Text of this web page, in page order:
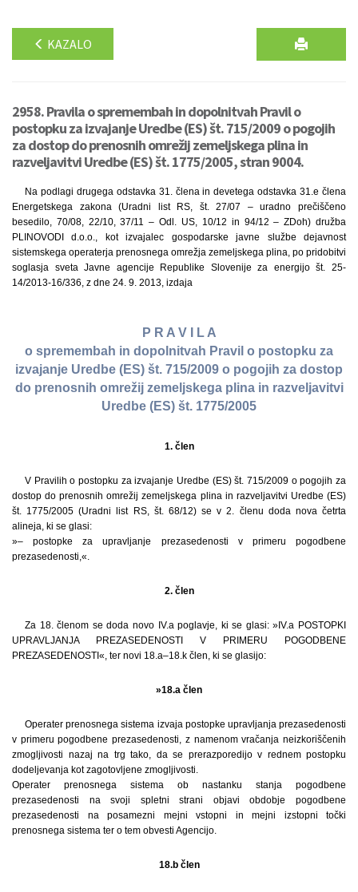
KAZALO
2958. Pravila o spremembah in dopolnitvah Pravil o
postopku za izvajanje Uredbe (ES) št. 715/2009 o pogojih
za dostop do prenosnih omrežij zemeljskega plina in
razveljavitvi Uredbe (ES) št. 1775/2005, stran 9004.
Na podlagi drugega odstavka 31. člena in devetega odstavka 31.e člena
Energetskega zakona (Uradni list RS, št. 27/07 – uradno prečiščeno
besedilo, 70/08, 22/10, 37/11 – Odl. US, 10/12 in 94/12 – ZDoh) družba
PLINOVODI d.o.o., kot izvajalec gospodarske javne službe dejavnost
sistemskega operaterja prenosnega omrežja zemeljskega plina, po pridobitvi
soglasja sveta Javne agencije Republike Slovenije za energijo št. 25-
14/2013-16/336, z dne 24. 9. 2013, izdaja
P R A V I L A
o spremembah in dopolnitvah Pravil o postopku za
izvajanje Uredbe (ES) št. 715/2009 o pogojih za dostop
do prenosnih omrežij zemeljskega plina in razveljavitvi
Uredbe (ES) št. 1775/2005
1. člen
V Pravilih o postopku za izvajanje Uredbe (ES) št. 715/2009 o pogojih za
dostop do prenosnih omrežij zemeljskega plina in razveljavitvi Uredbe (ES)
št. 1775/2005 (Uradni list RS, št. 68/12) se v 2. členu doda nova četrta
alineja, ki se glasi:
»– postopke za upravljanje prezasedenosti v primeru pogodbene
prezasedenosti,«.
2. člen
Za 18. členom se doda novo IV.a poglavje, ki se glasi: »IV.a POSTOPKI
UPRAVLJANJA PREZASEDENOSTI V PRIMERU POGODBENE
PREZASEDENOSTI«, ter novi 18.a–18.k člen, ki se glasijo:
»18.a člen
Operater prenosnega sistema izvaja postopke upravljanja prezasedenosti
v primeru pogodbene prezasedenosti, z namenom vračanja neizkoriščenih
zmogljivosti nazaj na trg tako, da se prerazporedijo v rednem postopku
dodeljevanja kot zagotovljene zmogljivosti.
Operater prenosnega sistema ob nastanku stanja pogodbene
prezasedenosti na svoji spletni strani objavi obdobje pogodbene
prezasedenosti na posamezni mejni vstopni in mejni izstopni točki
prenosnega sistema ter o tem obvesti Agencijo.
18.b člen